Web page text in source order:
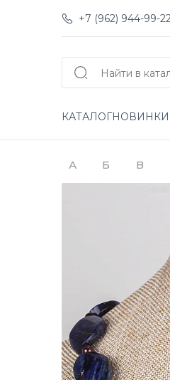
+7 (962) 944-99-22
КАТАЛОГНОВИНКИ
А Б В